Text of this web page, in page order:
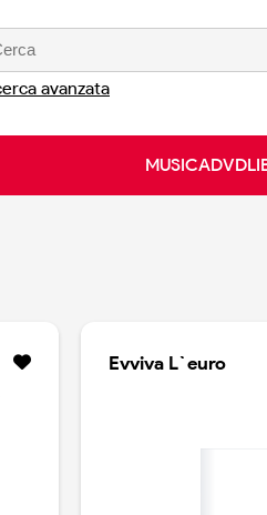
avanzata
MUSICADVD
Evviva L`euro